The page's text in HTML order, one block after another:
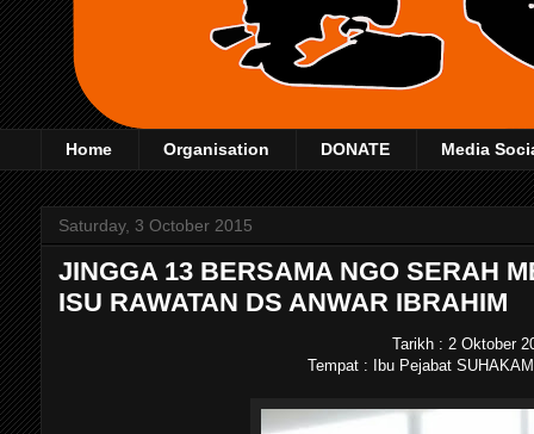
Home Organisation DONATE Media
Saturday, 3 October 2015
JINGGA 13 BERSAMA NGO SERAH
ISU RAWATAN DS ANWAR IBRAHIM
Tarikh : 2 Oktober
Tempat : Ibu Pejabat